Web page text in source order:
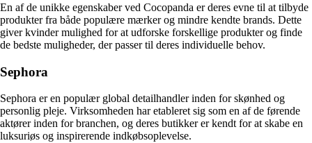
En af de unikke egenskaber ved Cocopanda er deres evne til at tilbyde
produkter fra både populære mærker og mindre kendte brands. Dette
giver kvinder mulighed for at udforske forskellige produkter og finde
de bedste muligheder, der passer til deres individuelle behov.
Sephora
Sephora er en populær global detailhandler inden for skønhed og
personlig pleje. Virksomheden har etableret sig som en af de førende
aktører inden for branchen, og deres butikker er kendt for at skabe en
luksuriøs og inspirerende indkøbsoplevelse.